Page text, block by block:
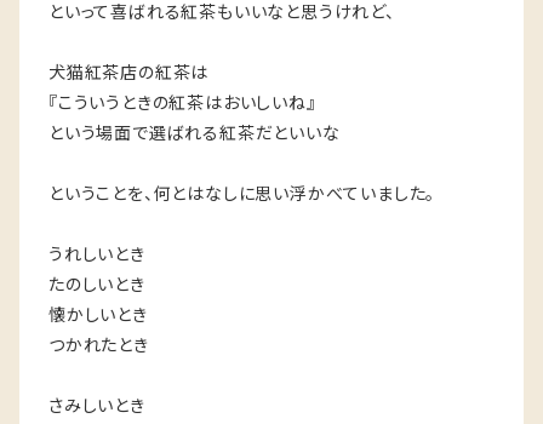
といって喜ばれる紅茶もいいなと思うけれど、
犬猫紅茶店の紅茶は
『こういうときの紅茶はおいしいね』
という場面で選ばれる紅茶だといいな
ということを、何とはなしに思い浮かべていました。
うれしいとき
たのしいとき
懐かしいとき
つかれたとき
さみしいとき